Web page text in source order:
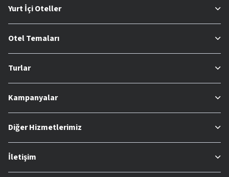
Yurt İçi Oteller
Otel Temaları
Turlar
Kampanyalar
Diğer Hizmetlerimiz
İletişim